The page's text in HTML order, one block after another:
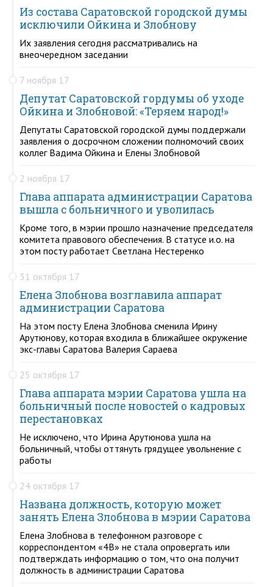
Из состава Саратовской городской думы
исключили Ойкина и Злобнову
Их заявления сегодня рассматривались на
внеочередном заседании
7 ноября 17
Депутат Саратовской гордумы об уходе
Ойкина и Злобновой: «Теряем народ!»
Депутаты Саратовской городской думы поддержали
заявления о досрочном сложении полномочий своих
коллег Вадима Ойкина и Елены Злобновой
2 ноября 17
Глава аппарата администрации Саратова
вышла с больничного и уволилась
Кроме того, в мэрии прошло назначение председателя
комитета правового обеспечения. В статусе и.о. на
этом посту работает Светлана Нестеренко
31 октября 17
Елена Злобнова возглавила аппарат
администрации Саратова
На этом посту Елена Злобнова сменила Ирину
Арутюнову, которая входила в ближайшее окружение
экс-главы Саратова Валерия Сараева
25 октября 17
Глава аппарата мэрии Саратова ушла на
больничный после новостей о кадровых
перестановках
Не исключено, что Ирина Арутюнова ушла на
больничный, чтобы оттянуть грядущее увольнение с
работы
24 октября 17
Названа должность, которую может
занять Елена Злобнова в мэрии Саратова
Елена Злобнова в телефонном разговоре с
корреспондентом «4В» не стала опровергать или
подтверждать информацию о том, что она получит
должность в администрации Саратова